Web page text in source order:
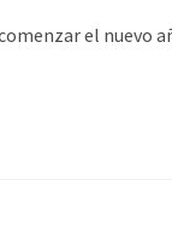
comenzar el nuevo